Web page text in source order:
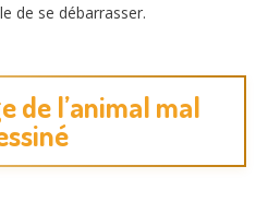
de se débarrasser.
de l’animal mal